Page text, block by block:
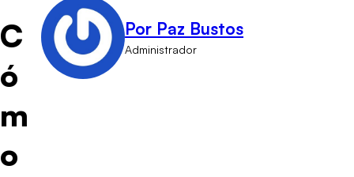
C
ó
m
o
Por Paz Bustos
Administrador